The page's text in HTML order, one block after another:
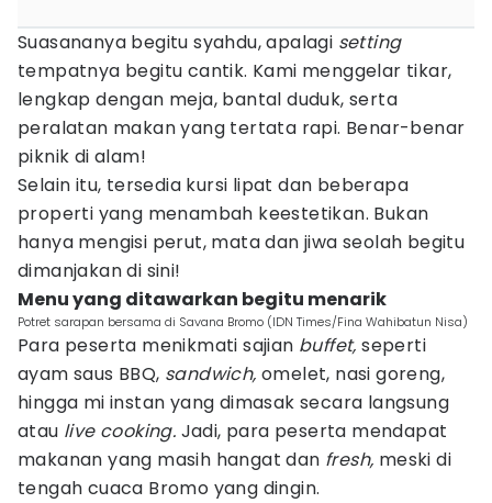
Suasananya begitu syahdu, apalagi setting
tempatnya begitu cantik. Kami menggelar tikar,
lengkap dengan meja, bantal duduk, serta
peralatan makan yang tertata rapi. Benar-benar
piknik di alam!
Selain itu, tersedia kursi lipat dan beberapa
properti yang menambah keestetikan. Bukan
hanya mengisi perut, mata dan jiwa seolah begitu
dimanjakan di sini!
Menu yang ditawarkan begitu menarik
Potret sarapan bersama di Savana Bromo (IDN Times/Fina Wahibatun Nisa)
Para peserta menikmati sajian buffet, seperti
ayam saus BBQ, sandwich, omelet, nasi goreng,
hingga mi instan yang dimasak secara langsung
atau live cooking. Jadi, para peserta mendapat
makanan yang masih hangat dan fresh, meski di
tengah cuaca Bromo yang dingin.